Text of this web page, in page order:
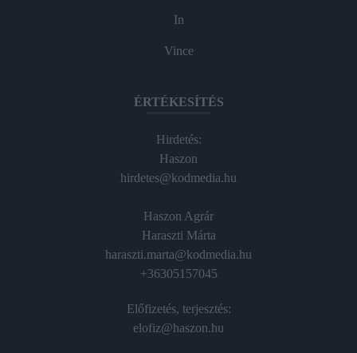
In
Vince
ÉRTÉKESÍTÉS
Hirdetés:
Haszon
hirdetes@kodmedia.hu
Haszon Agrár
Haraszti Márta
haraszti.marta@kodmedia.hu
+36305157045
Előfizetés, terjesztés:
elofiz@haszon.hu